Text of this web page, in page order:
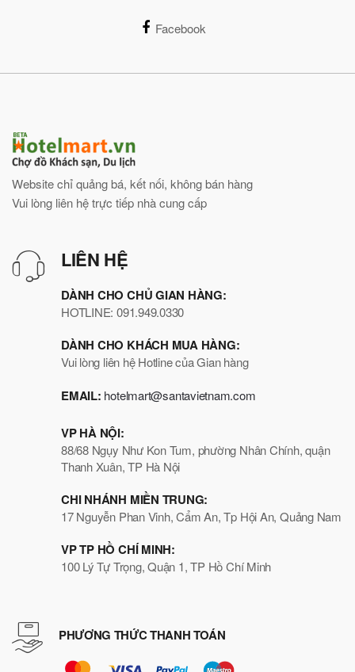
Facebook
Website chỉ quảng bá, kết nối, không bán hàng
Vui lòng liên hệ trực tiếp nhà cung cấp
LIÊN HỆ
DÀNH CHO CHỦ GIAN HÀNG:
HOTLINE: 091.949.0330
DÀNH CHO KHÁCH MUA HÀNG:
Vui lòng liên hệ Hotline của Gian hàng
EMAIL: hotelmart@santavietnam.com
VP HÀ NỘI:
88/68 Ngụy Như Kon Tum, phường Nhân Chính, quận
Thanh Xuân, TP Hà Nội
CHI NHÁNH MIỀN TRUNG:
17 Nguyễn Phan Vinh, Cẩm An, Tp Hội An, Quảng Nam
VP TP HỒ CHÍ MINH:
100 Lý Tự Trọng, Quận 1, TP Hồ Chí Minh
PHƯƠNG THỨC THANH TOÁN